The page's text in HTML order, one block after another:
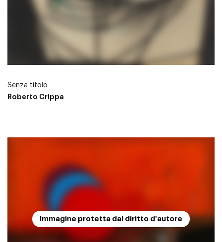
Senza titolo
Roberto Crippa
Immagine protetta dal diritto d'autore